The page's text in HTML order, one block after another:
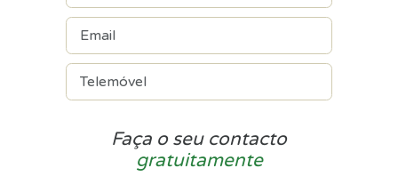
Faça o seu contacto
gratuitamente